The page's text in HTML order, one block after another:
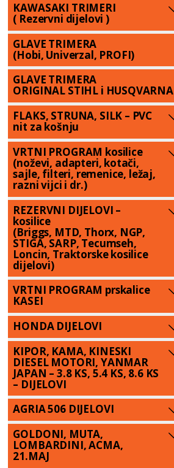
KAWASAKI TRIMERI
( Rezervni dijelovi )
GLAVE TRIMERA
(Hobi, Univerzal, PROFI)
GLAVE TRIMERA
ORIGINAL STIHL i HUSQVARNA
FLAKS, STRUNA, SILK – PVC
nit za košnju
VRTNI PROGRAM kosilice
(noževi, adapteri, kotači,
sajle, filteri, remenice, ležaj,
razni vijci i dr.)
REZERVNI DIJELOVI –
kosilice
(Briggs, MTD, Thorx, NGP,
STIGA, SARP, Tecumseh,
Loncin, Traktorske kosilice
dijelovi)
VRTNI PROGRAM prskalice
KASEI
HONDA DIJELOVI
KIPOR, KAMA, KINESKI
DIESEL MOTORI, YANMAR
JAPAN – 3.8 KS, 5.4 KS, 8.6 KS
– DIJELOVI
AGRIA 506 DIJELOVI
GOLDONI, MUTA,
LOMBARDINI, ACMA,
21.MAJ